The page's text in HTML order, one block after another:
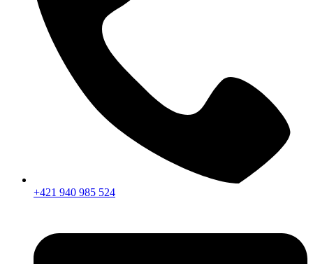
+421 940 985 524